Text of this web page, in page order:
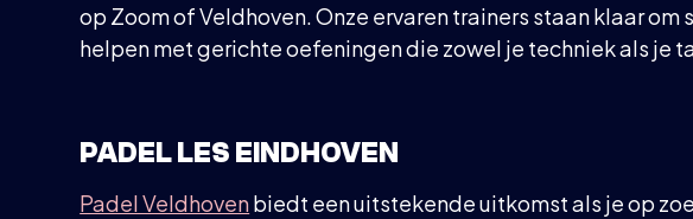
op Zoom of Veldhoven. Onze ervaren trainers staan klaar om
helpen met gerichte oefeningen die zowel je techniek als je
PADEL LES EINDHOVEN
Padel Veldhovenbiedt een uitstekende uitkomst als je op